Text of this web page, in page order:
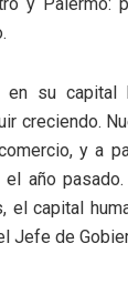
en su
creciendo.
y a
el año
el capital
Jefe de